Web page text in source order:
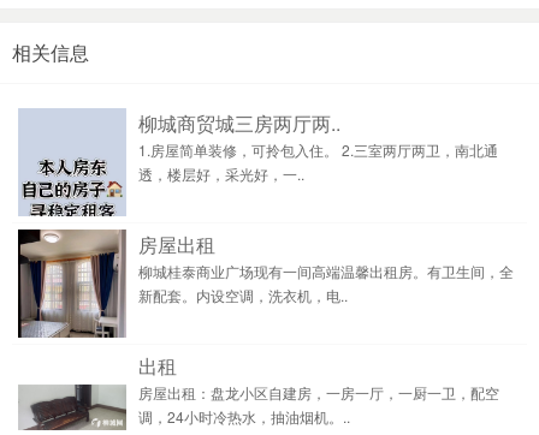
相关信息
柳城商贸城三房两厅两..
1.房屋简单装修，可拎包入住。 2.三室两厅两卫，南北通
透，楼层好，采光好，一..
房屋出租
柳城桂泰商业广场现有一间高端温馨出租房。有卫生间，全
新配套。内设空调，洗衣机，电..
出租
房屋出租：盘龙小区自建房，一房一厅，一厨一卫，配空
调，24小时冷热水，抽油烟机。..